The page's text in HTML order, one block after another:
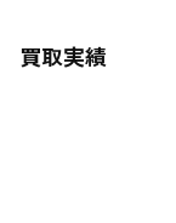
買取実績